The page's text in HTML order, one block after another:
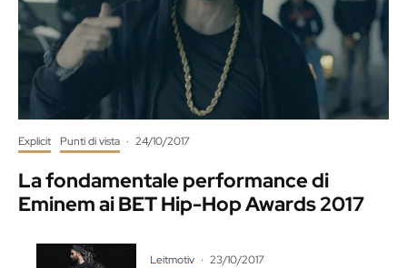
Explicit Punti di vista · 24/10/2017
La fondamentale performance di
Eminem ai BET Hip-Hop Awards 2017
Leitmotiv · 23/10/2017